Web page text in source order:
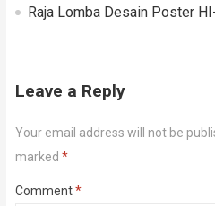
Raja Lomba Desain Poster
Leave a Reply
Your email address will not be
marked *
Comment*